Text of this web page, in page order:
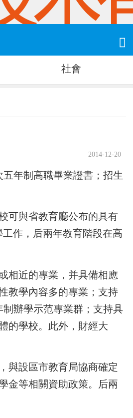

社會
2014-12-20
年制高職畢業證書；招生
可與省教育廳公布的具有
作，后兩年教育階段在高
相近的專業，并具備相應
教學內容多的專業；支持
辦學示范專業群；支持具
的學校。此外，財經大
與設區市教育局協商確定
金等相關資助政策。后兩